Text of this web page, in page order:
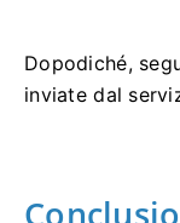
Dopodiché,
inviate dal